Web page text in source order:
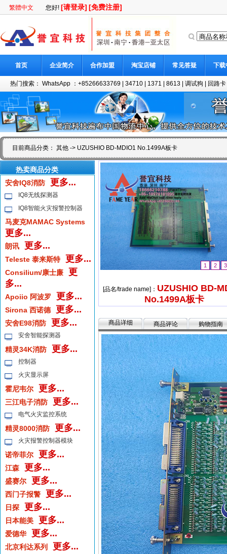
繁體中文 您好! [请登录] [免费注册]
首页 企业简介 合作加盟 淘宝店铺 常见答疑 下载
热门搜索： WhatsApp ：+85266633769 34710 1371 8613 调试狗 回路卡
目前商品分类： 其他 -> UZUSHIO BD-MDIO1 No.1499A板卡
热卖商品分类
安舍IQ8消防
更多...
IQ8无线探测器
IQ8智能火灾报警控制器
马麦克MAMAC Systems
更多...
朗讯 更多...
Teleste 泰来斯特 更多...
Consilium/康士廉
更
多...
Apoiio 阿波罗 更多...
Sirona 西诺德 更多...
安舍E98消防 更多...
安舍智能探测器
精灵34K消防 更多...
控制器
火灾显示屏
霍尼韦尔 更多...
三江电子消防 更多...
电气火灾监控系统
精灵8000消防 更多...
火灾报警控制器模块
诺帝菲尔 更多...
江森 更多...
盛赛尔 更多...
西门子报警 更多...
日探 更多...
日本能美 更多...
爱德华 更多...
北京利达系列 更多...
1 2 3
[品名/trade name]： UZUSHIO BD-
No.1499A板卡
商品详细 商品评论 购物指南